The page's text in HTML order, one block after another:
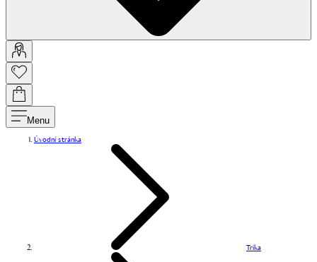
Menu
Úvodní stránka
Trika